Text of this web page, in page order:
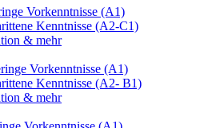
Vorkenntnisse (A1)
Kenntnisse (A2-C1)
& mehr
Vorkenntnisse (A1)
Kenntnisse (A2- B1)
& mehr